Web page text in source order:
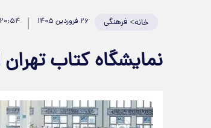
خانه>فرهنگی ۲۶ فروردین ۱۴۰۵ ۲۰:۵۴
نمایشگاه کتاب